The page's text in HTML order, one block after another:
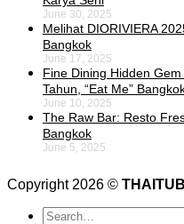
June 30, 2025
Melihat DIORIVIERA
Bangkok
June 17, 2025
Fine Dining Hidden
Tahun, “Eat Me”
June 10, 2025
The Raw Bar: Resto
Bangkok
June 5, 2025
Copyright 2026 ©